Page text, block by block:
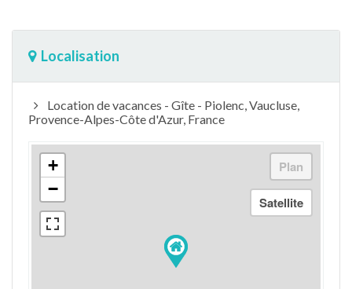
Localisation
Location de vacances - Gîte - Piolenc, Vaucluse,
Provence-Alpes-Côte d'Azur, France
+
−